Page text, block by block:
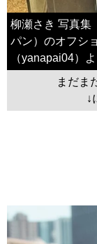
柳瀬さき 写真集
パン）のオフシ
（yanapai04）よ
まだま
↓